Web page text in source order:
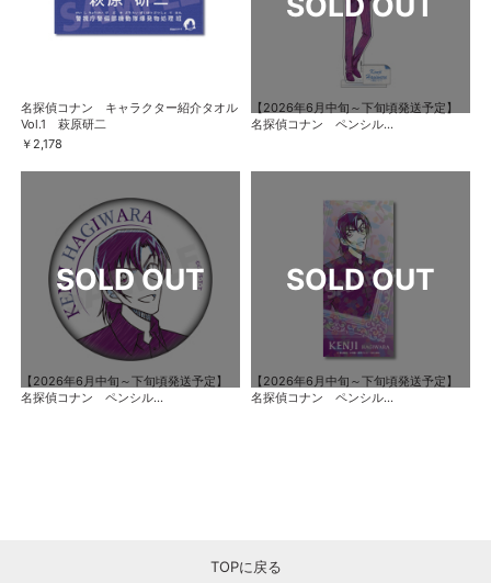
名探偵コナン キャラクター紹介タオル
Vol.1 萩原研二
￥2,178
【2026年6月中旬～下旬頃発送予定】
名探偵コナン ペンシル...
【2026年6月中旬～下旬頃発送予定】
名探偵コナン ペンシル...
【2026年6月中旬～下旬頃発送予定】
名探偵コナン ペンシル...
TOPに戻る